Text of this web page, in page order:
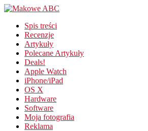
Spis treści
Recenzje
Artykuły
Polecane Artykuły
Deals!
Apple Watch
iPhone/iPad
OS X
Hardware
Software
Moja fotografia
Reklama